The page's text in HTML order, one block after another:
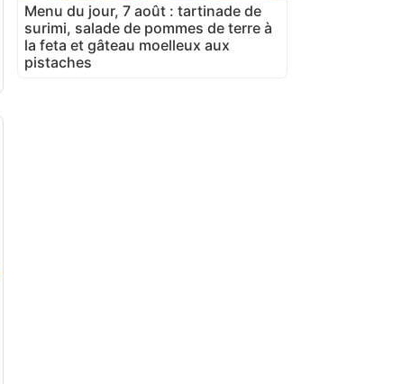
Menu du jour, 7 août : tartinade de
surimi, salade de pommes de terre à
la feta et gâteau moelleux aux
pistaches